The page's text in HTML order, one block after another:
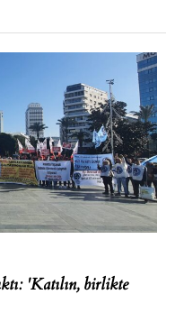
'Katılın, birlikte